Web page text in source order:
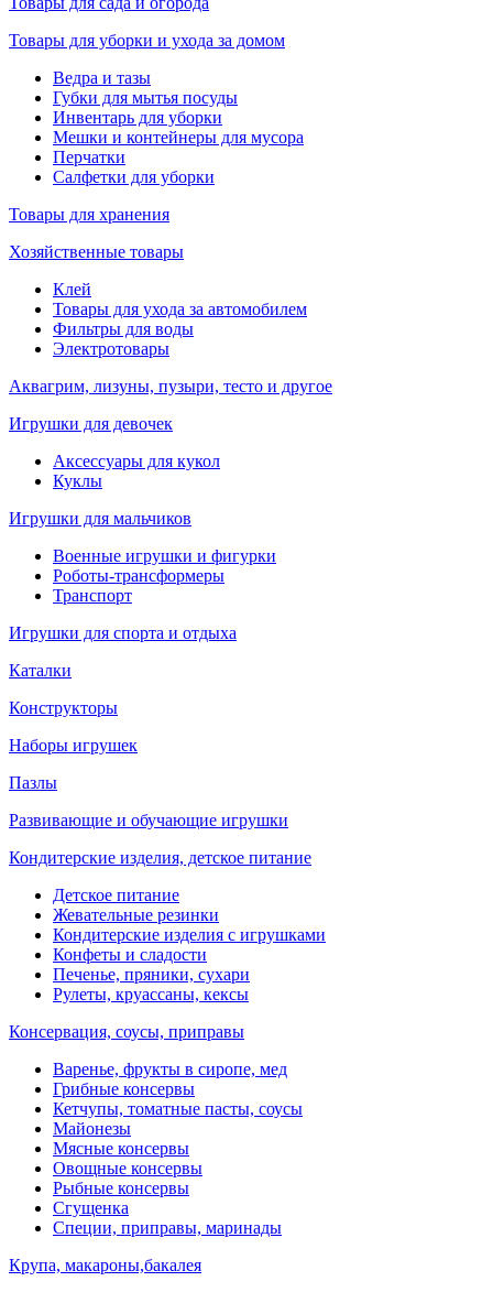
Товары для уборки и ухода за домом
Ведра и тазы
Губки для мытья посуды
Инвентарь для уборки
Мешки и контейнеры для мусора
Перчатки
Салфетки для уборки
Товары для хранения
Хозяйственные товары
Клей
Товары для ухода за автомобилем
Фильтры для воды
Электротовары
Аквагрим, лизуны, пузыри, тесто и другое
Игрушки для девочек
Аксессуары для кукол
Куклы
Игрушки для мальчиков
Военные игрушки и фигурки
Роботы-трансформеры
Транспорт
Игрушки для спорта и отдыха
Каталки
Конструкторы
Наборы игрушек
Пазлы
Развивающие и обучающие игрушки
Кондитерские изделия, детское питание
Детское питание
Жевательные резинки
Кондитерские изделия с игрушками
Конфеты и сладости
Печенье, пряники, сухари
Рулеты, круассаны, кексы
Консервация, соусы, приправы
Варенье, фрукты в сиропе, мед
Грибные консервы
Кетчупы, томатные пасты, соусы
Майонезы
Мясные консервы
Овощные консервы
Рыбные консервы
Сгущенка
Специи, приправы, маринады
Крупа, макароны,бакалея